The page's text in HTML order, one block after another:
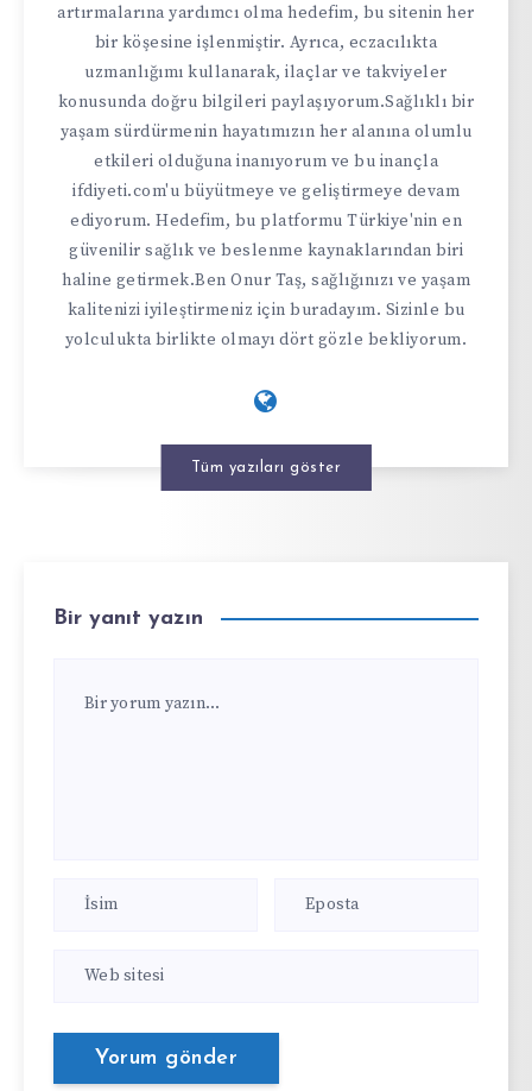
artırmalarına yardımcı olma hedefim, bu sitenin her
bir köşesine işlenmiştir. Ayrıca, eczacılıkta
uzmanlığımı kullanarak, ilaçlar ve takviyeler
konusunda doğru bilgileri paylaşıyorum.Sağlıklı bir
yaşam sürdürmenin hayatımızın her alanına olumlu
etkileri olduğuna inanıyorum ve bu inançla
ifdiyeti.com'u büyütmeye ve geliştirmeye devam
ediyorum. Hedefim, bu platformu Türkiye'nin en
güvenilir sağlık ve beslenme kaynaklarından biri
haline getirmek.Ben Onur Taş, sağlığınızı ve yaşam
kalitenizi iyileştirmeniz için buradayım. Sizinle bu
yolculukta birlikte olmayı dört gözle bekliyorum.
Tüm yazıları göster
Bir yanıt yazın